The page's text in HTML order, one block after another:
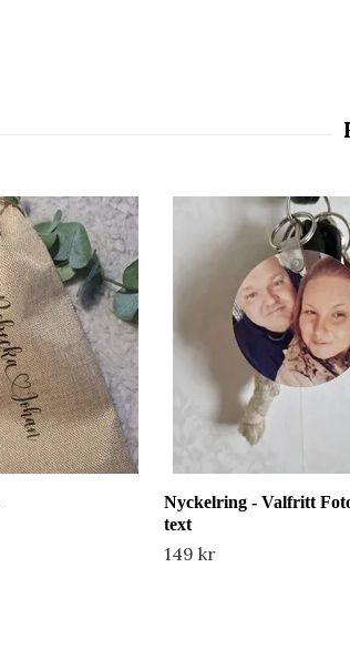
Nyckelring - Valfritt
text
149 kr